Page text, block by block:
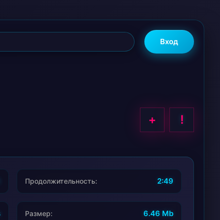
Вход
+ !
Продолжительность: 2:49
Размер: 6.46 Mb